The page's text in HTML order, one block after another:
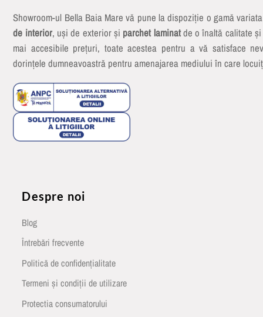
Showroom-ul Bella Baia Mare vă pune la dispoziție o gamă
de interior, uși de exterior și parchet laminatde o înaltă calitate și
mai accesibile prețuri, toate acestea pentru a vă satisface
dorințele dumneavoastră pentru amenajarea mediului în care
Despre noi
Blog
Întrebări frecvente
Politică de confidențialitate
Termeni și condiții de utilizare
Protectia consumatorului